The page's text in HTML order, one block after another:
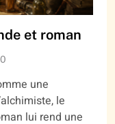
et roman
0
une
le
lui rend une